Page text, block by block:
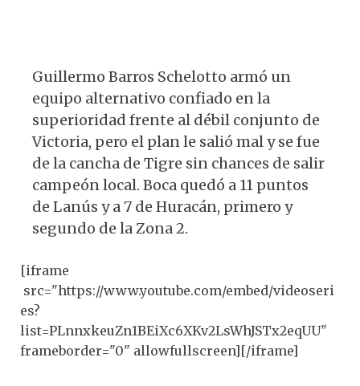
Guillermo Barros Schelotto armó un
equipo alternativo confiado en la
superioridad frente al débil conjunto de
Victoria, pero el plan le salió mal y se fue
de la cancha de Tigre sin chances de salir
campeón local. Boca quedó a 11 puntos
de Lanús y a 7 de Huracán, primero y
segundo de la Zona 2.
[iframe
src="https://www.youtube.com/embed/videoseri
es?
list=PLnnxkeuZn1BEiXc6XKv2LsWhJSTx2eqUU"
frameborder="0" allowfullscreen][/iframe]